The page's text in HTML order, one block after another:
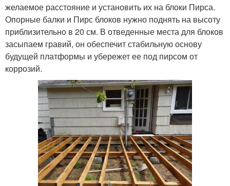
желаемое расстояние и установить их на блоки Пирса.
Опорные балки и Пирс блоков нужно поднять на высоту
приблизительно в 20 см. В отведенные места для блоков
засыпаем гравий, он обеспечит стабильную основу
будущей платформы и убережет ее под пирсом от
коррозий.